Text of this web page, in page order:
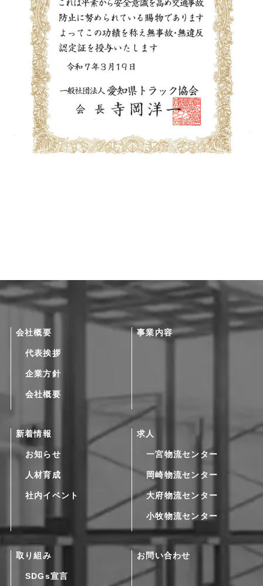
会社概要
代表挨拶
企業方針
会社概要
事業内容
新着情報
お知らせ
人材育成
社内イベント
求人
一宮物流センター
岡崎物流センター
大府物流センター
小牧物流センター
取り組み
SDGs宣言
お問い合わせ